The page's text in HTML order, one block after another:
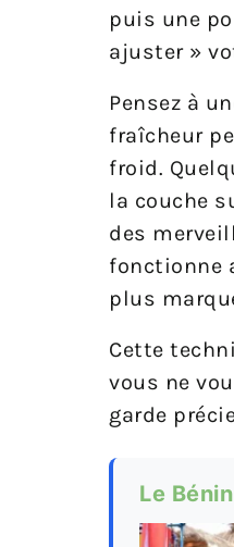
puis une
ajuster »
Pensez à
fraîcheur
froid.
la couche
des
fonctionne
plus
Cette
vous ne
garde
Le